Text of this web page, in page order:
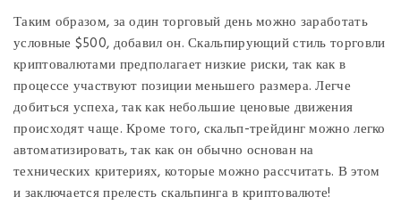
Таким образом, за один торговый день можно заработать
условные $500, добавил он. Скальпирующий стиль торговли
криптовалютами предполагает низкие риски, так как в
процессе участвуют позиции меньшего размера. Легче
добиться успеха, так как небольшие ценовые движения
происходят чаще. Кроме того, скальп-трейдинг можно легко
автоматизировать, так как он обычно основан на
технических критериях, которые можно рассчитать. В этом
и заключается прелесть скальпинга в криптовалюте!